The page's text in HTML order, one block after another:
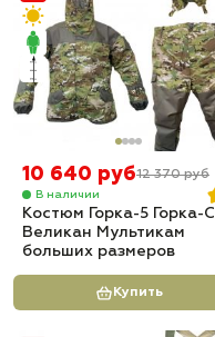
10 640 руб12 370 руб
В наличии
Костюм Горка-5 Горка-С
Великан Мультикам
больших размеров
Купить